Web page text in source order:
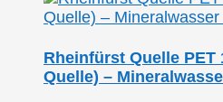
Rheinfürst Quelle PET
Quelle) –